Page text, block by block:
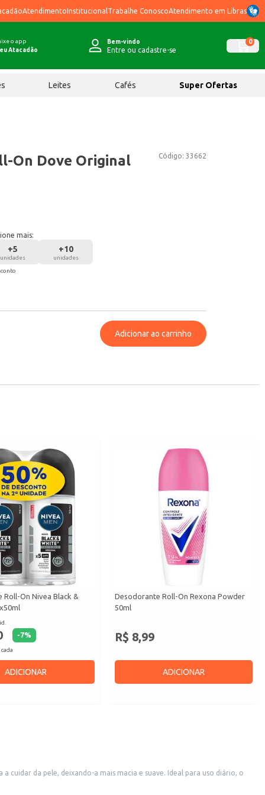
AtendimentoInstitucional Trabalhe ConoscoAtendimento em Libras
o app
Atacadão
Bem-vindo
Entre ou cadastre-se
0
Leites Cafés Super Ofertas
Código: 33662
On Dove Original
mais:
+5
unidades
+10
unidades
Adicionar ao carrinho
Roll-On Nivea Black &
-7%
ADICIONAR
Desodorante Roll-On Rexona Powder
50ml
R$ 8,99
ADICIONAR
da pele, deixando-a mais macia e suave. Ideal para uso diário, o